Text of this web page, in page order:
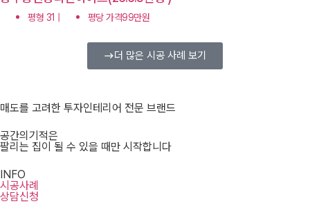
평형 31 | 평당 가격99만원
더 많은 시공 사례 보기
매도를 고려한 투자인테리어 전문 브랜드
공간의기적은
팔리는 집이 될 수 있을 때만 시작합니다
INFO
시공사례
상담신청